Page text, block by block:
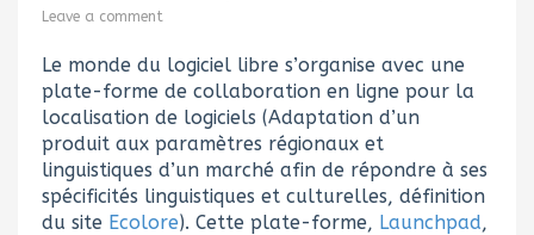
Leave a comment
Le monde du logiciel libre s’organise avec une
plate-forme de collaboration en ligne pour la
localisation de logiciels (Adaptation d’un
produit aux paramètres régionaux et
linguistiques d’un marché afin de répondre à ses
spécificités linguistiques et culturelles, définition
du site Ecolore). Cette plate-forme, Launchpad,